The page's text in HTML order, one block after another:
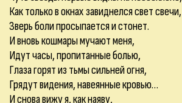
Как только в окнах завиднелся свет свечи,
Зверь боли просыпается и стонет.
И вновь кошмары мучают меня,
Идут часы, пропитанные болью,
Глаза горят из тьмы сильней огня,
Грядут видения, навеянные кровью…
И снова вижу я, как наяву,